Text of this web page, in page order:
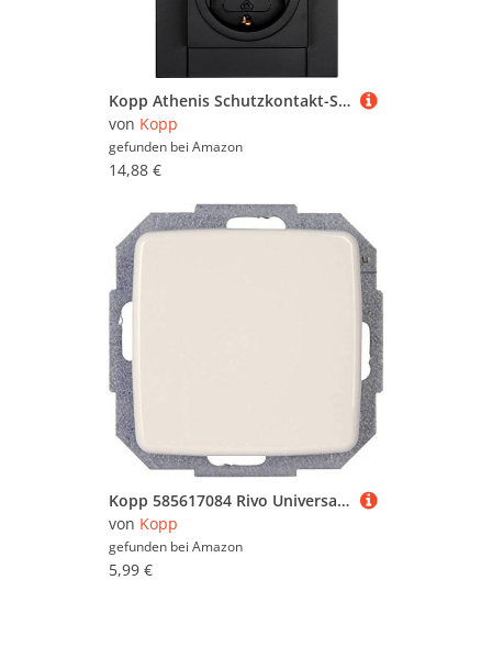
Kopp Athenis Schutzkontakt-Steckdose, 2-fach mit Berührungsschutz, 16A, 250V~, IP20, schwarz, matte Oberfläche, 940250082
von Kopp
gefunden bei Amazon
14,88 €
Kopp 585617084 Rivo Universalschalter (Aus- und Wechselschalter), rein-weiß, 1 stck.
von Kopp
gefunden bei Amazon
5,99 €